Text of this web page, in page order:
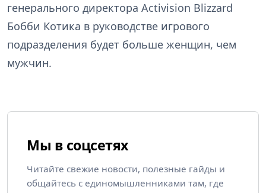
генерального директора Activision Blizzard
Бобби Котика в руководстве игрового
подразделения будет больше женщин, чем
мужчин.
Мы в соцсетях
Читайте свежие новости, полезные гайды и
общайтесь с единомышленниками там, где